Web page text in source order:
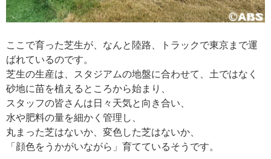
ここで育った芝生が、なんと陸路、トラックで東京まで運
ばれているのです。
芝生の生産は、スタジアムの地盤に合わせて、土ではなく
砂地に苗を植えるところから始まり、
スタッフの皆さんは日々天気と向き合い、
水や肥料の量を細かく管理し、
丸まった芝はないか、変色した芝はないか、
「顔色をうかがいながら」育てているそうです。